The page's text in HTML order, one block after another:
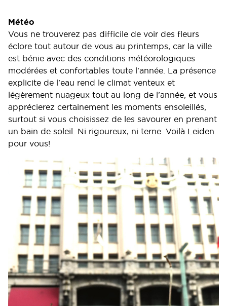
Météo
Vous ne trouverez pas difficile de voir des fleurs
éclore tout autour de vous au printemps, car la ville
est bénie avec des conditions météorologiques
modérées et confortables toute l'année. La présence
explicite de l'eau rend le climat venteux et
légèrement nuageux tout au long de l'année, et vous
apprécierez certainement les moments ensoleillés,
surtout si vous choisissez de les savourer en prenant
un bain de soleil. Ni rigoureux, ni terne. Voilà Leiden
pour vous!